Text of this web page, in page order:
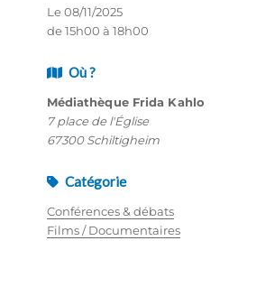
Le 08/11/2025
de 15h00 à 18h00
Où ?
Médiathèque Frida Kahlo
7 place de l'Église
67300 Schiltigheim
Catégorie
Conférences & débats
Films / Documentaires